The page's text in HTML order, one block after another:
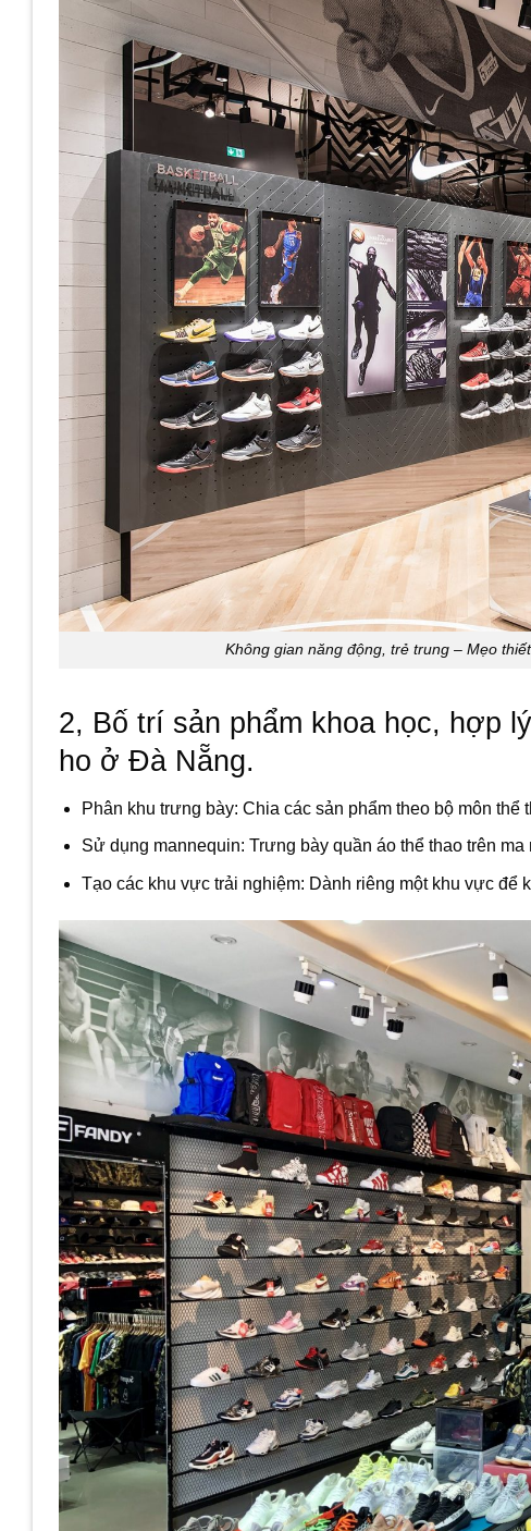
Không gian năng động, trẻ trung – Mẹo
2, Bố trí sản phẩm khoa học, hợp
ho ở Đà Nẵng.
Phân khu trưng bày: Chia các sản phẩm theo bộ môn
Sử dụng mannequin: Trưng bày quần áo thể thao trên
Tạo các khu vực trải nghiệm: Dành riêng một khu vực để